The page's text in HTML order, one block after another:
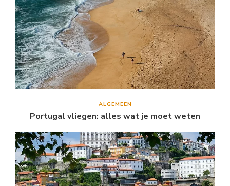
ALGEMEEN
Portugal vliegen: alles wat je moet weten